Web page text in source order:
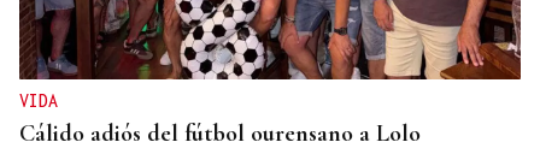
VIDA
Cálido adiós del fútbol ourensano a Lolo